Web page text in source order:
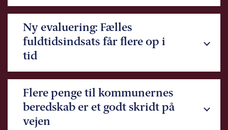
Ny evaluering: Fælles
fuldtidsindsats får flere op i
tid
Flere penge til kommunernes
beredskab er et godt skridt på
vejen